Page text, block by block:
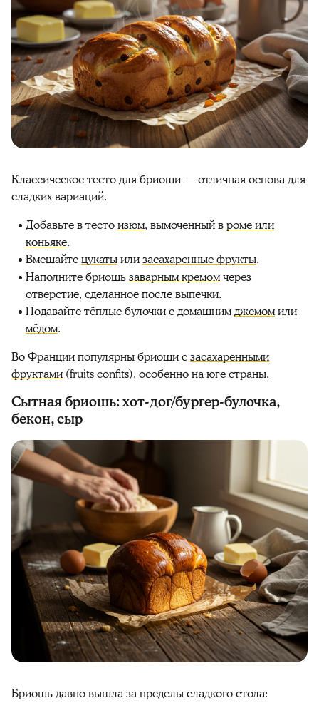
Классическое тесто для бриоши — отличная основа для
сладких вариаций.
Добавьте в тестоизюм, вымоченный вроме или
коньяке.
Вмешайтецукатыилизасахаренные фрукты.
Наполните бриошьзаварным кремомчерез
отверстие, сделанное после выпечки.
Подавайте тёплые булочки с домашнимджемомили
мёдом.
Во Франции популярны бриоши сзасахаренными
фруктами (fruits confits), особенно на юге страны.
Сытная бриошь: хот-дог/бургер-булочка,
бекон, сыр
Бриошь давно вышла за пределы сладкого стола: